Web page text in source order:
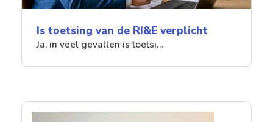
Is toetsing van de RI&E verplicht
Ja, in veel gevallen is toetsi…